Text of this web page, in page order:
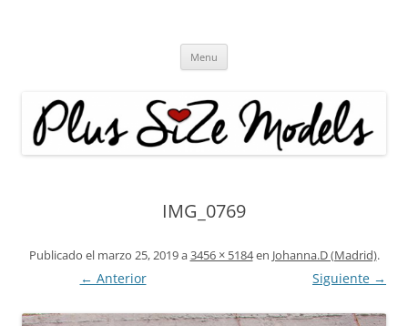
Plus Size Models
Menu
IMG_0769
Publicado el marzo 25, 2019a3456 × 5184en Johanna.D (Madrid).
← Anterior Siguiente →